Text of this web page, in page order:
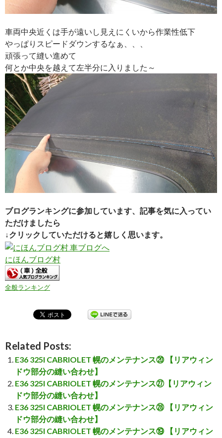
車両中央近くは手が遠いし見えにくいから作業性低下
やっぱりスピードダウンするなぁ、、、
頑張って縫い進めて
何とか中央を越えて左半分に入りました～
ブログランキングに参加しています、記事を気に入ってい
ただけましたら
↓クリックしていただけると嬉しく思います。
にほんブログ村
全般ランキング
Related Posts:
E36 325I CABRIOLET 幌のメンテナンス⑳ 【リアウィン
ドウ部分の縫い合わせ】
E36 325I CABRIOLET 幌のメンテナンス㉗【リアウィン
ドウ部分の縫い合わせ】
E36 325I CABRIOLET 幌のメンテナンス㉘ 【リアウィン
ドウ部分の縫い合わせ】
E36 325I CABRIOLET 幌のメンテナンス⑲ 【リアウィン